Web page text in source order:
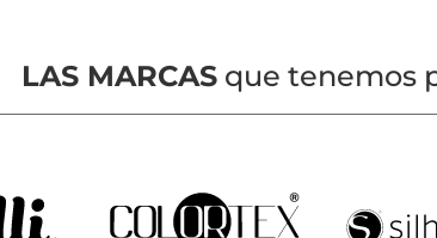
LAS MARCASque tenemos